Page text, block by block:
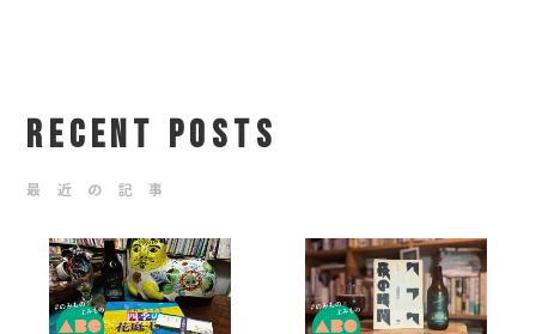
RECENT POSTS
最 近 の 記 事